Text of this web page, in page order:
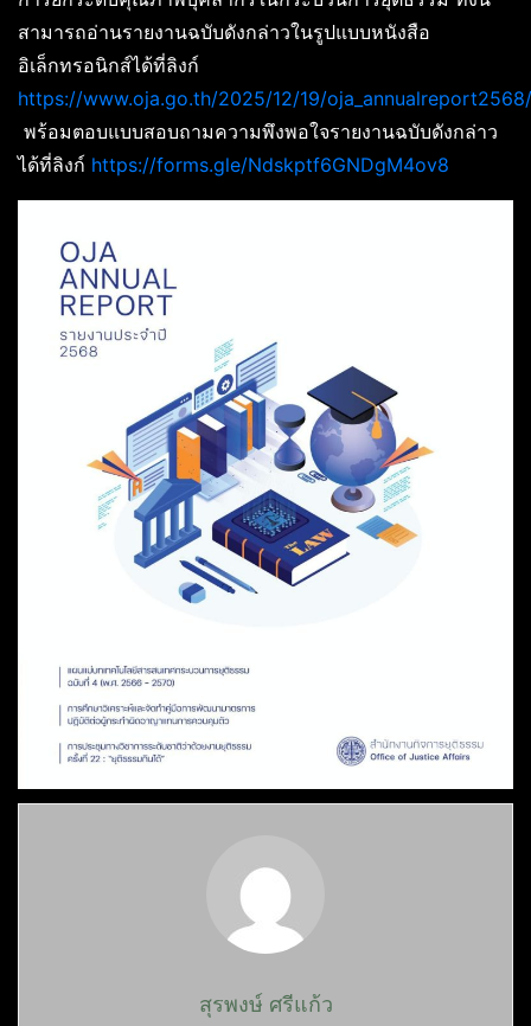
สามารถอ่านรายงานฉบับดังกล่าวในรูปแบบหนังสือ
อิเล็กทรอนิกส์ได้ที่ลิงก์
https://www.oja.go.th/2025/12/19/oja_annualreport2568/
พร้อมตอบแบบสอบถามความพึงพอใจรายงานฉบับดังกล่าว
ได้ที่ลิงก์ https://forms.gle/Ndskptf6GNDgM4ov8
สุรพงษ์ ศรีแก้ว